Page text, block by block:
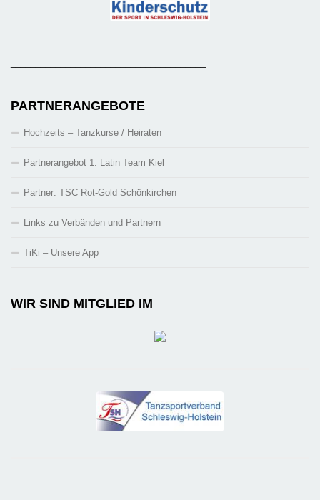
PARTNERANGEBOTE
Hochzeits – Tanzkurse / Heiraten
Partnerangebot 1. Latin Team Kiel
Partner: TSC Rot-Gold Schönkirchen
Links zu Verbänden und Partnern
TiKi – Unsere App
WIR SIND MITGLIED IM